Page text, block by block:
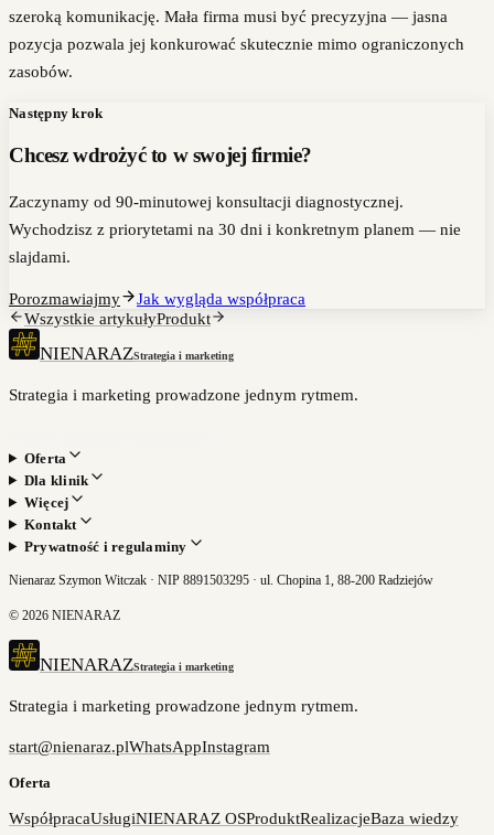
szeroką komunikację. Mała firma musi być precyzyjna — jasna
pozycja pozwala jej konkurować skutecznie mimo ograniczonych
zasobów.
Następny krok
Chcesz wdrożyć to w swojej firmie?
Zaczynamy od 90-minutowej konsultacji diagnostycznej.
Wychodzisz z priorytetami na 30 dni i konkretnym planem — nie
slajdami.
Porozmawiajmy
Jak wygląda współpraca
Wszystkie artykułyProdukt
NIENARAZStrategia i marketing
Strategia i marketing prowadzone jednym rytmem.
Oferta
Dla klinik
Więcej
Kontakt
Prywatność i regulaminy
Nienaraz Szymon Witczak · NIP 8891503295 · ul. Chopina 1, 88-200 Radziejów
© 2026 NIENARAZ
NIENARAZStrategia i marketing
Strategia i marketing prowadzone jednym rytmem.
start@nienaraz.plWhatsAppInstagram
Oferta
WspółpracaUsługiNIENARAZ OSProduktRealizacjeBaza wiedzy